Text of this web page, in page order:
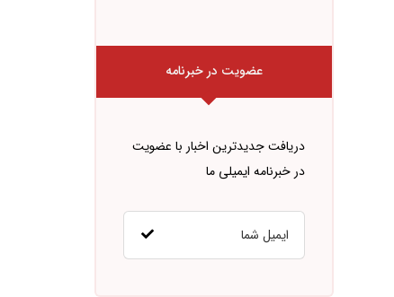
عضویت در خبرنامه
دریافت جدیدترین اخبار با عضویت
در خبرنامه ایمیلی ما